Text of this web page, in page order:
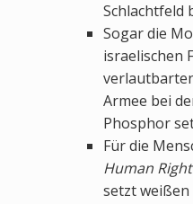
Schlachtfeld
Sogar die
israelischen
Armee bei
Phosphor
Für die
Human
setzt